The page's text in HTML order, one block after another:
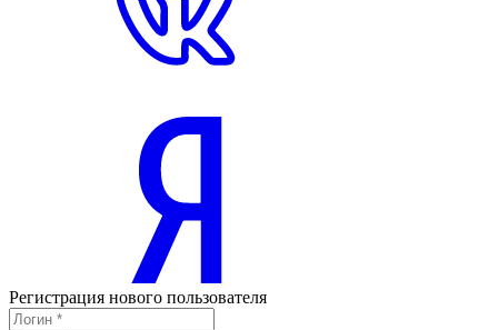
Регистрация нового пользователя